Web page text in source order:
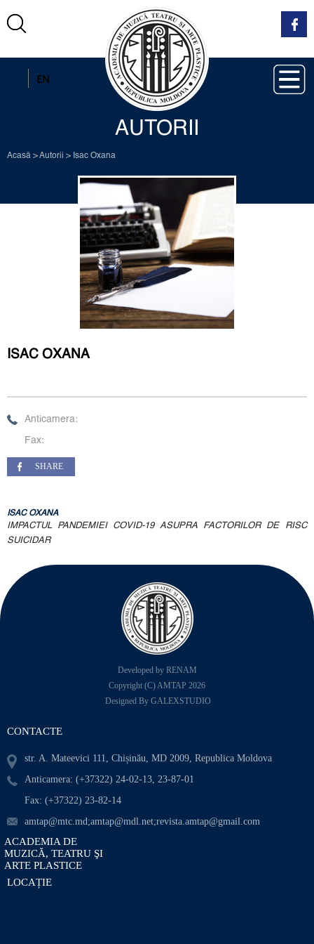
EN
AUTORII
Acasă >Autorii > Isac Oxana
ISAC OXANA
Anticamera:
Fax:
SHARE
ISAC OXANA
IMPACTUL PANDEMIEI COVID-19 ASUPRA FACTORILOR DE RISC
SUICIDAR
Developed by RENAM
Copyright (C) AMTAP 2026
Designed By GALEXSTUDIO
CONTACTE
str. A. Mateevici 111, Chișinău, MD 2009, Republica Moldova
Anticamera: (+37322) 24-02-13, 23-87-01
Fax: (+37322) 23-82-14
amtap@mtc.md;amtap@mdl.net;revista.amtap@gmail.com
ACADEMIA DE
MUZICĂ, TEATRU ŞI
ARTE PLASTICE
LOCAȚIE